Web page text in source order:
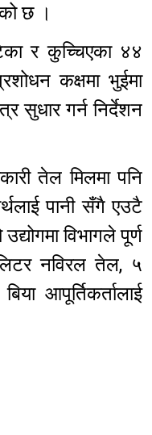
छ ।
र कुच्चिएका ४४
कक्षमा भुईमा
सुधार गर्न निर्देशन
तेल मिलमा पनि
पानी सँगै एउटै
विभागले पूर्ण
नविरल तेल, ५
आपूर्तिकर्तालाई